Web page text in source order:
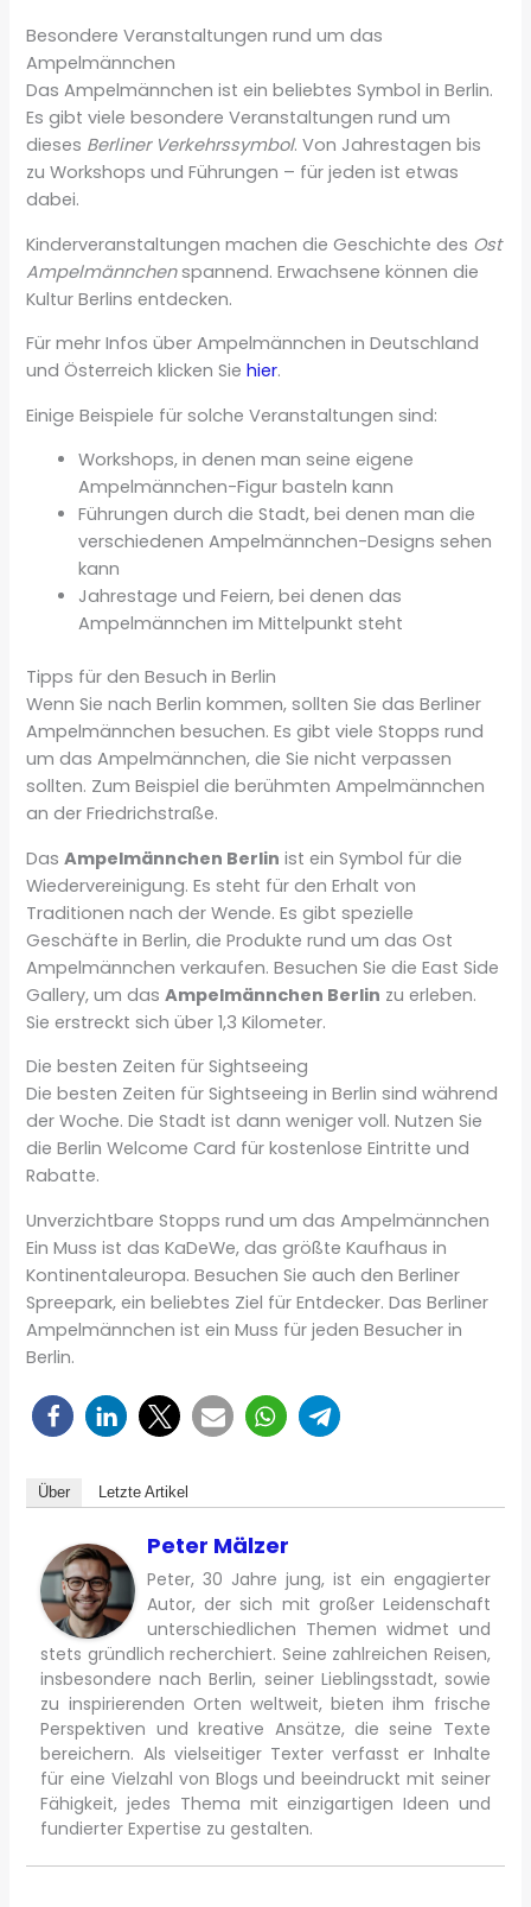
Besondere Veranstaltungen rund um das
Ampelmännchen
Das Ampelmännchen ist ein beliebtes Symbol in Berlin.
Es gibt viele besondere Veranstaltungen rund um
dieses Berliner Verkehrssymbol. Von Jahrestagen bis
zu Workshops und Führungen – für jeden ist etwas
dabei.
Kinderveranstaltungen machen die Geschichte des Ost
Ampelmännchenspannend. Erwachsene können die
Kultur Berlins entdecken.
Für mehr Infos über Ampelmännchen in Deutschland
und Österreich klicken Siehier.
Einige Beispiele für solche Veranstaltungen sind:
Workshops, in denen man seine eigene
Ampelmännchen-Figur basteln kann
Führungen durch die Stadt, bei denen man die
verschiedenen Ampelmännchen-Designs sehen
kann
Jahrestage und Feiern, bei denen das
Ampelmännchen im Mittelpunkt steht
Tipps für den Besuch in Berlin
Wenn Sie nach Berlin kommen, sollten Sie das Berliner
Ampelmännchen besuchen. Es gibt viele Stopps rund
um das Ampelmännchen, die Sie nicht verpassen
sollten. Zum Beispiel die berühmten Ampelmännchen
an der Friedrichstraße.
DasAmpelmännchen Berlin ist ein Symbol für die
Wiedervereinigung. Es steht für den Erhalt von
Traditionen nach der Wende. Es gibt spezielle
Geschäfte in Berlin, die Produkte rund um das Ost
Ampelmännchen verkaufen. Besuchen Sie die East Side
Gallery, um dasAmpelmännchen Berlin zu erleben.
Sie erstreckt sich über 1,3 Kilometer.
Die besten Zeiten für Sightseeing
Die besten Zeiten für Sightseeing in Berlin sind während
der Woche. Die Stadt ist dann weniger voll. Nutzen Sie
die Berlin Welcome Card für kostenlose Eintritte und
Rabatte.
Unverzichtbare Stopps rund um das Ampelmännchen
Ein Muss ist das KaDeWe, das größte Kaufhaus in
Kontinentaleuropa. Besuchen Sie auch den Berliner
Spreepark, ein beliebtes Ziel für Entdecker. Das Berliner
Ampelmännchen ist ein Muss für jeden Besucher in
Berlin.
Über Letzte Artikel
Peter Mälzer
Peter, 30 Jahre jung, ist ein engagierter
Autor, der sich mit großer Leidenschaft
unterschiedlichen Themen widmet und
stets gründlich recherchiert. Seine zahlreichen Reisen,
insbesondere nach Berlin, seiner Lieblingsstadt, sowie
zu inspirierenden Orten weltweit, bieten ihm frische
Perspektiven und kreative Ansätze, die seine Texte
bereichern. Als vielseitiger Texter verfasst er Inhalte
für eine Vielzahl von Blogs und beeindruckt mit seiner
Fähigkeit, jedes Thema mit einzigartigen Ideen und
fundierter Expertise zu gestalten.